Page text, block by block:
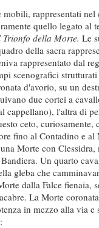
rappresentati
quello legato al
Trionfo della Morte. Le
della sacra
rappresentato dal
scenografici
d'avorio, su un
due cortei a
cappellano), l'altra di
ceto, curiosamente,
fino al Contadino e
Morte con
Un quarto
gleba che
dalla Falce fienaia,
La Morte
in mezzo alla via